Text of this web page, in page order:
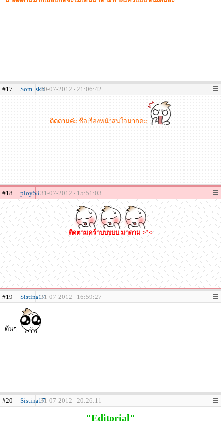
#17 Som_skb30-07-2012 - 21:06:42
ติดตามค่ะ ชื่อเรื่องหน้าสนใจมากค่ะ
#18 ploy58 31-07-2012 - 15:51:03
ติดตามคร้าบบบบบ มาดาม >"<
#19 Sistina1731-07-2012 - 16:59:27
ดันๆ
#20 Sistina1731-07-2012 - 20:26:11
"Editorial"